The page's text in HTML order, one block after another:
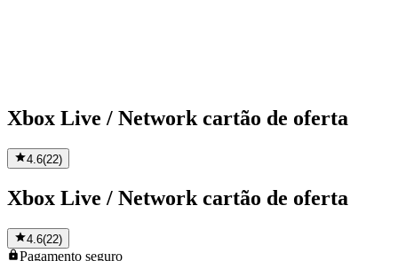
Xbox Live / Network cartão de oferta
4.6(22)
Xbox Live / Network cartão de oferta
4.6(22)
Pagamento seguro